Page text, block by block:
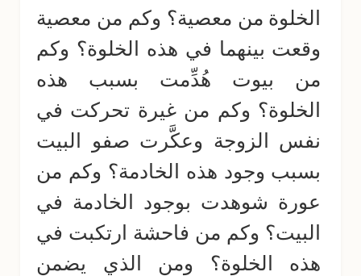
الخلوة من معصية؟ وكم من معصية
وقعت بينهما في هذه الخلوة؟ وكم
من بيوت هُدِّمت بسبب هذه
الخلوة؟ وكم من غيرة تحركت في
نفس الزوجة وعكَّرت صفو البيت
بسبب وجود هذه الخادمة؟ وكم من
عورة شوهدت بوجود الخادمة في
البيت؟ وكم من فاحشة ارتكبت في
هذه الخلوة؟ ومن الذي يضمن